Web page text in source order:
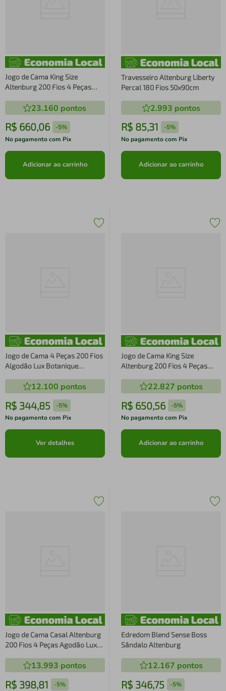
Jogo de Cama King Size
Altenburg 200 Fios 4 Peças
23.160 pontos
R$ 660,06 -5%
No pagamento com Pix
Adicionar ao carrinho
Travesseiro Altenburg Liberty
Percal 180 Fios 50x90cm
2.993 pontos
R$ 85,31 -5%
No pagamento com Pix
Adicionar ao carrinho
Jogo de Cama 4 Peças 200 Fios
Algodão Lux Botanique
12.100 pontos
R$ 344,85 -5%
No pagamento com Pix
Ver detalhes
Jogo de Cama King Size
Altenburg 200 Fios 4 Peças
22.827 pontos
R$ 650,56 -5%
No pagamento com Pix
Adicionar ao carrinho
Jogo de Cama Casal Altenburg
200 Fios 4 Peças Agodão Lux
13.993 pontos
R$ 398,81 -5%
Edredom Blend Sense Boss
Sândalo Altenburg
12.167 pontos
R$ 346,75 -5%